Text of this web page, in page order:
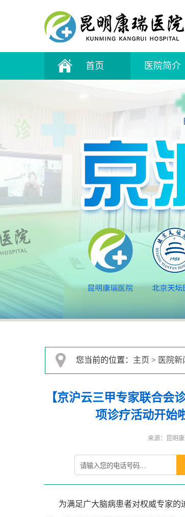
首页 医院简介
您当前的位置： 主页 > 医院新
【京沪云三甲专家联合会
项诊疗活动开始
来源：昆明康
为满足广大脑病患者对权威专家的